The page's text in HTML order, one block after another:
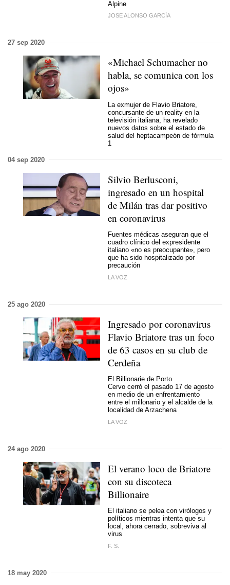
Alpine
JOSE ALONSO GARCÍA
27 sep 2020
«Michael Schumacher no
habla, se comunica con los
ojos»
La exmujer de Flavio Briatore,
concursante de un reality en la
televisión italiana, ha revelado
nuevos datos sobre el estado de
salud del heptacampeón de fórmula
1
04 sep 2020
Silvio Berlusconi,
ingresado en un hospital
de Milán tras dar positivo
en coronavirus
Fuentes médicas aseguran que el
cuadro clínico del expresidente
italiano «no es preocupante», pero
que ha sido hospitalizado por
precaución
LA VOZ
25 ago 2020
Ingresado por coronavirus
Flavio Briatore tras un foco
de 63 casos en su club de
Cerdeña
El Billionarie de Porto
Cervo cerró el pasado 17 de agosto
en medio de un enfrentamiento
entre el millonario y el alcalde de la
localidad de Arzachena
LA VOZ
24 ago 2020
El verano loco de Briatore
con su discoteca
Billionaire
El italiano se pelea con virólogos y
políticos mientras intenta que su
local, ahora cerrado, sobreviva al
virus
F. S.
18 may 2020